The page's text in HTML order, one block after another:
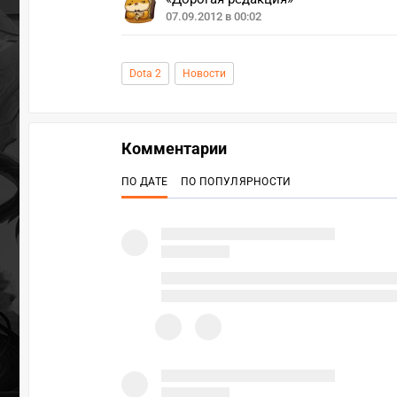
07.09.2012 в 00:02
Dota 2 Новости
Комментарии
ПО ДАТЕ ПО ПОПУЛЯРНОСТИ